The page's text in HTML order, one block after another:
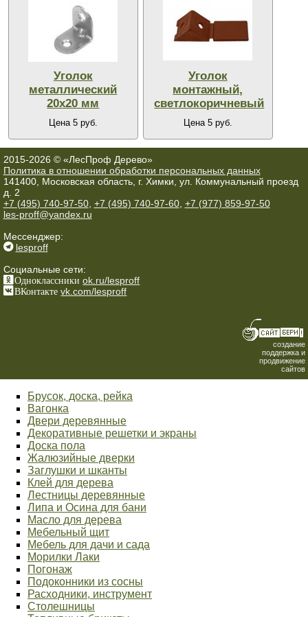
Уголок
металлический
20х20 мм
Цена 5 руб.
Уголок
монтажный,
светлокоричневый
Цена 5 руб.
2015-2026 © «ЛесПроф Дерево»
Политика в отношении обработки персональных данных
141400, Московская область, г. Химки, ул. Коммунальный проезд
д. 2
+7 (495) 740-97-50, +7 (495) 740-97-60, +7 (977) 859-97-50
les-proff@yandex.ru
Мессенджер:
lesproff
Социальные сети:
Одноклассники ok.ru/lesproff
ВКонтакте vk.com/lesproff
создание
поддержка и
продвижение
сайтов
Брусок, доска, рейка
Вагонка
Двери деревянные
Декоративные решетки и экраны
Доска пола
Жалюзийные дверки
Заглушки и шканты
Клей для дерева
Лестницы деревянные
Липа и Осина для бани
Масло для дерева
Мебельный щит
Мебель для дачи и сада
Морилки Лаки
Погонаж
Подоконники из сосны
Расходники, инструмент
Столешницы